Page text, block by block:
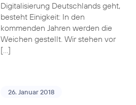
Digitalisierung Deutschlands geht,
besteht Einigkeit: In den
kommenden Jahren werden die
Weichen gestellt. Wir stehen vor
[…]
26. Januar 2018